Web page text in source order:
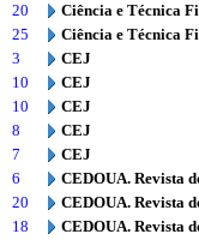
20
Ciência e Técnica
25
Ciência e Técnica
3
CEJ
10
CEJ
10
CEJ
8
CEJ
7
CEJ
6
CEDOUA. Revista
20
CEDOUA. Revista
18
CEDOUA. Revista